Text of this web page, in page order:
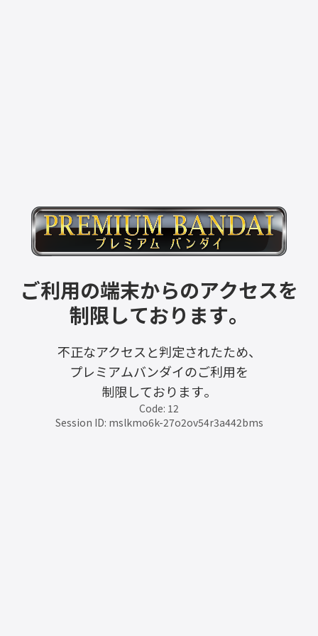
ご利用の端末からのアクセスを
制限しております。
不正なアクセスと判定されたため、
プレミアムバンダイのご利用を
制限しております。
Code: 12
Session ID: mslkmo6k-27o2ov54r3a442bms